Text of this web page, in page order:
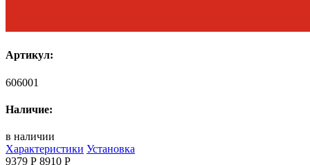
Артикул:
606001
Наличие:
в наличии
Характеристики Установка
9379 Р 8910 Р